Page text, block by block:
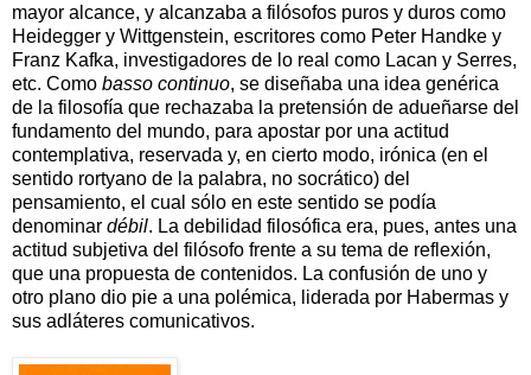
mayor alcance, y alcanzaba a filósofos puros y duros como
Heidegger y Wittgenstein, escritores como Peter Handke y
Franz Kafka, investigadores de lo real como Lacan y Serres,
etc. Como basso continuo, se diseñaba una idea genérica
de la filosofía que rechazaba la pretensión de adueñarse del
fundamento del mundo, para apostar por una actitud
contemplativa, reservada y, en cierto modo, irónica (en el
sentido rortyano de la palabra, no socrático) del
pensamiento, el cual sólo en este sentido se podía
denominar débil. La debilidad filosófica era, pues, antes una
actitud subjetiva del filósofo frente a su tema de reflexión,
que una propuesta de contenidos. La confusión de uno y
otro plano dio pie a una polémica, liderada por Habermas y
sus adláteres comunicativos.